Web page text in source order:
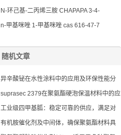
No 109-76-2
N-环己基-二丙烯三胺 CHAPAPA 3-4-
Methoxypropylamine CAS No:5332-73-0
n-甲基咪唑 1-甲基咪唑 cas 616-47-7
随机文章
异辛酸铋在水性涂料中的应用及环保性能分
析
suprasec 2379在聚氨酯硬泡保温材料中的应
用
工业级四甲基胍：稳定可靠的供应，满足对
高活性和高选择性催化剂有需求的行业
有机胺催化剂及中间体，确保聚氨酯材料具